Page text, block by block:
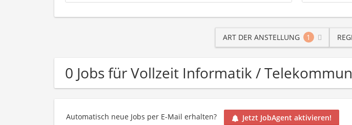
ART DER ANSTELLUNG 1
0 Jobs für Vollzeit Informatik /
Automatisch neue Jobs per E-Mail erhalten? Jetzt JobAgent aktivieren!